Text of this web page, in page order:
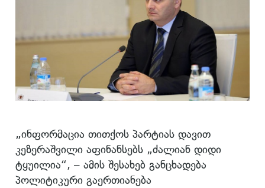
„ინფორმაცია თითქოს პარტიას დავით
კეზერაშვილი აფინანსებს „ძალიან დიდი
ტყუილია“, – ამის შესახებ განცხადება
პოლიტიკური გაერთიანება